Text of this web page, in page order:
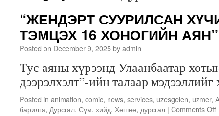
“ЖЕНДЭРТ СУУРИЛСАН
ТЭМЦЭХ 16 ХОНОГИЙН АЯН”
Posted on December 9, 2025byadmin
Тус аяны хүрээнд Улаанбаатар
дээрэлхэлт”-ийн талаар
Posted in animation, comic, news, services, uzesgelen, uzmer,
барилга, Дурсгал, Сүм, хийд, Хөшөө, дурсгал | Comments Off